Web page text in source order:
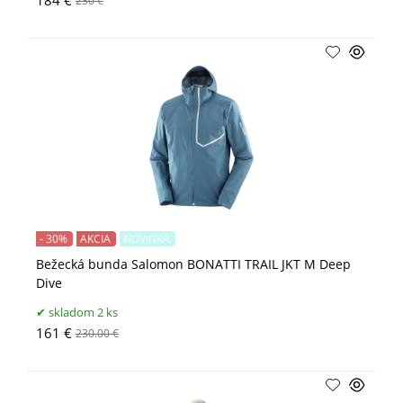
Bežecká bunda Salomon BONATTI TRAIL JKT M Deep
Dive
- 30% AKCIA NOVINKA
skladom 2 ks
161 € 230.00 €